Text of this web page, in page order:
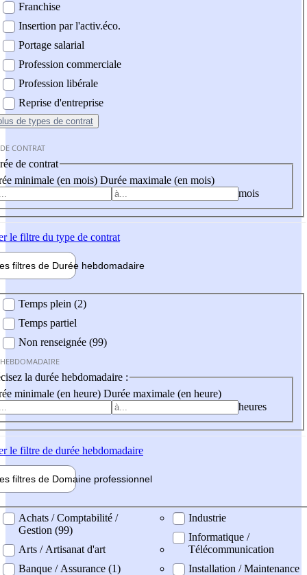
Franchise
Insertion par l'activ.éco.
Portage salarial
Profession commerciale
Profession libérale
Reprise d'entreprise
de types de contrat
CONTRAT
de contrat
minimale (en mois) Durée maximale (en mois)
mois
le filtre du type de contrat
filtres de Durée hebdomadaire
Temps plein (2)
Temps partiel
Non renseignée (99)
la durée hebdomadaire :
minimale (en heure) Durée maximale (en heure)
heures
le filtre de durée hebdomadaire
filtres de Domaine professionnel
professionel
Achats / Comptabilité /
Gestion (99)
Arts / Artisanat d'art
Banque / Assurance (1)
Industrie
Informatique /
Télécommunication
Installation / Maintenance